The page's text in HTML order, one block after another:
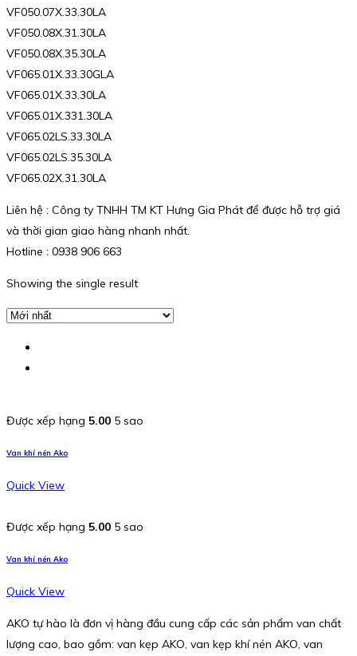
VF050.07X.33.30LA
VF050.08X.31.30LA
VF050.08X.35.30LA
VF065.01X.33.30GLA
VF065.01X.33.30LA
VF065.01X.331.30LA
VF065.02LS.33.30LA
VF065.02LS.35.30LA
VF065.02X.31.30LA
Liên hệ : Công ty TNHH TM KT Hưng Gia Phát để được hỗ trợ giá
và thời gian giao hàng nhanh nhất.
Hotline : 0938 906 663
Showing the single result
Được xếp hạng 5.00 5 sao
Van khí nén Ako
Quick View
Được xếp hạng 5.00 5 sao
Van khí nén Ako
Quick View
AKO tự hào là đơn vị hàng đầu cung cấp các sản phẩm van chất
lượng cao, bao gồm: van kẹp AKO, van kẹp khí nén AKO, van